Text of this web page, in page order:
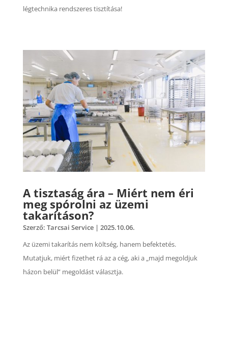
légtechnika rendszeres tisztítása!
A tisztaság ára – Miért nem éri
meg spórolni az üzemi
takarításon?
Szerző: Tarcsai Service| 2025.10.06.
Az üzemi takarítás nem költség, hanem befektetés.
Mutatjuk, miért fizethet rá az a cég, aki a „majd megoldjuk
házon belül” megoldást választja.